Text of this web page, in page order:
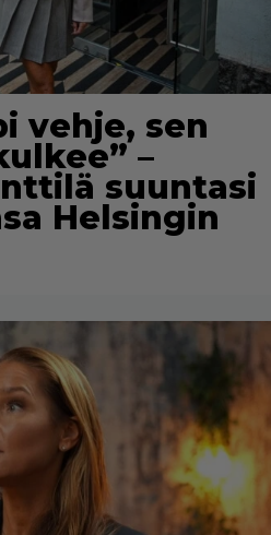
vehje, sen
–
suuntasi
Helsingin